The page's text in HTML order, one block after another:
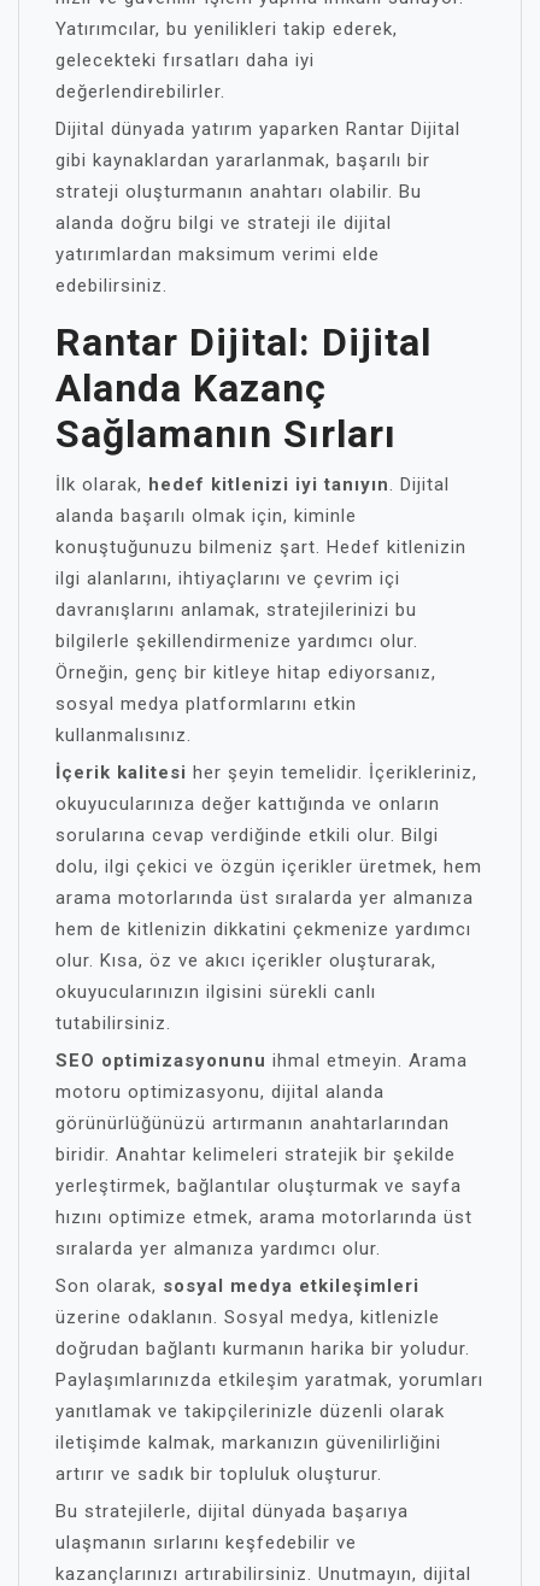
Yatırımcılar, bu yenilikleri takip ederek,
gelecekteki fırsatları daha iyi
değerlendirebilirler.
Dijital dünyada yatırım yaparken Rantar Dijital
gibi kaynaklardan yararlanmak, başarılı bir
strateji oluşturmanın anahtarı olabilir. Bu
alanda doğru bilgi ve strateji ile dijital
yatırımlardan maksimum verimi elde
edebilirsiniz.
Rantar Dijital: Dijital
Alanda Kazanç
Sağlamanın Sırları
İlk olarak, hedef kitlenizi iyi tanıyın. Dijital
alanda başarılı olmak için, kiminle
konuştuğunuzu bilmeniz şart. Hedef kitlenizin
ilgi alanlarını, ihtiyaçlarını ve çevrim içi
davranışlarını anlamak, stratejilerinizi bu
bilgilerle şekillendirmenize yardımcı olur.
Örneğin, genç bir kitleye hitap ediyorsanız,
sosyal medya platformlarını etkin
kullanmalısınız.
İçerik kalitesi her şeyin temelidir. İçerikleriniz,
okuyucularınıza değer kattığında ve onların
sorularına cevap verdiğinde etkili olur. Bilgi
dolu, ilgi çekici ve özgün içerikler üretmek, hem
arama motorlarında üst sıralarda yer almanıza
hem de kitlenizin dikkatini çekmenize yardımcı
olur. Kısa, öz ve akıcı içerikler oluşturarak,
okuyucularınızın ilgisini sürekli canlı
tutabilirsiniz.
SEO optimizasyonunu ihmal etmeyin. Arama
motoru optimizasyonu, dijital alanda
görünürlüğünüzü artırmanın anahtarlarından
biridir. Anahtar kelimeleri stratejik bir şekilde
yerleştirmek, bağlantılar oluşturmak ve sayfa
hızını optimize etmek, arama motorlarında üst
sıralarda yer almanıza yardımcı olur.
Son olarak, sosyal medya etkileşimleri
üzerine odaklanın. Sosyal medya, kitlenizle
doğrudan bağlantı kurmanın harika bir yoludur.
Paylaşımlarınızda etkileşim yaratmak, yorumları
yanıtlamak ve takipçilerinizle düzenli olarak
iletişimde kalmak, markanızın güvenilirliğini
artırır ve sadık bir topluluk oluşturur.
Bu stratejilerle, dijital dünyada başarıya
ulaşmanın sırlarını keşfedebilir ve
kazançlarınızı artırabilirsiniz. Unutmayın, dijital